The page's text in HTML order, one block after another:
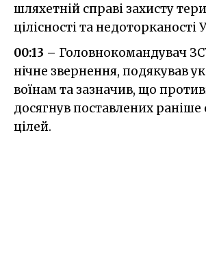
шляхетній справі захисту
цілісності та недоторканості
00:13 – Головнокомандувач
нічне звернення, подякував
воїнам та зазначив, що
досягнув поставлених раніше
цілей.